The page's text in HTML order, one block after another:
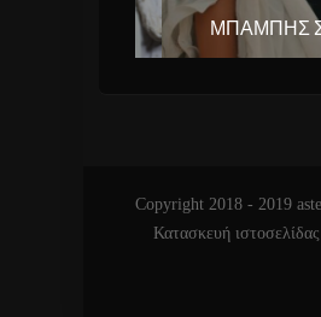
Copyright 2018 - 2019
Κατασκευή ιστοσελίδας